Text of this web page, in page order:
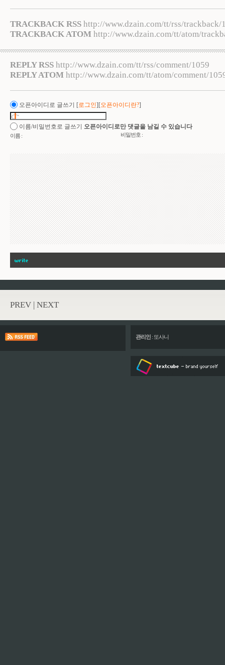
TRACKBACK RSS http://www.dzain.com/tt/rss/trackback/
TRACKBACK ATOM http://www.dzain.com/tt/atom/
REPLY RSS http://www.dzain.com/tt/rss/comment/1059
REPLY ATOM http://www.dzain.com/tt/atom/comment/
오픈아이디로 글쓰기 [로그인][오픈아이디란?]
이름/비밀번호로 글쓰기 오픈아이디로만 댓글을 남길 수 있습니다
이름 : 비밀번호 :
PREV | NEXT
관리인 : 또사니